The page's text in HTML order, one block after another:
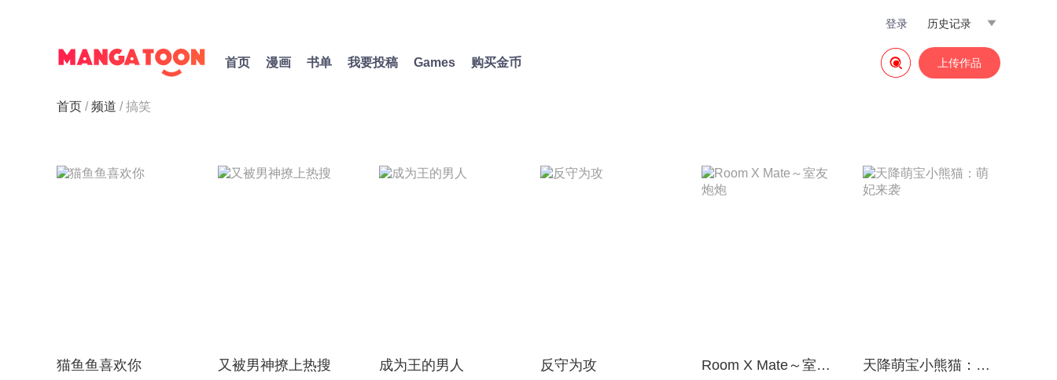

历史记录
登录
首页 漫画 书单 我要投稿 Games 购买金币 上传作品

首页 频道 搞笑
猫鱼鱼喜欢你 又被男神撩上热搜 成为王的男人 反守为攻 Room X Mate～室友炮炮 天降萌宝小熊猫：萌妃来袭